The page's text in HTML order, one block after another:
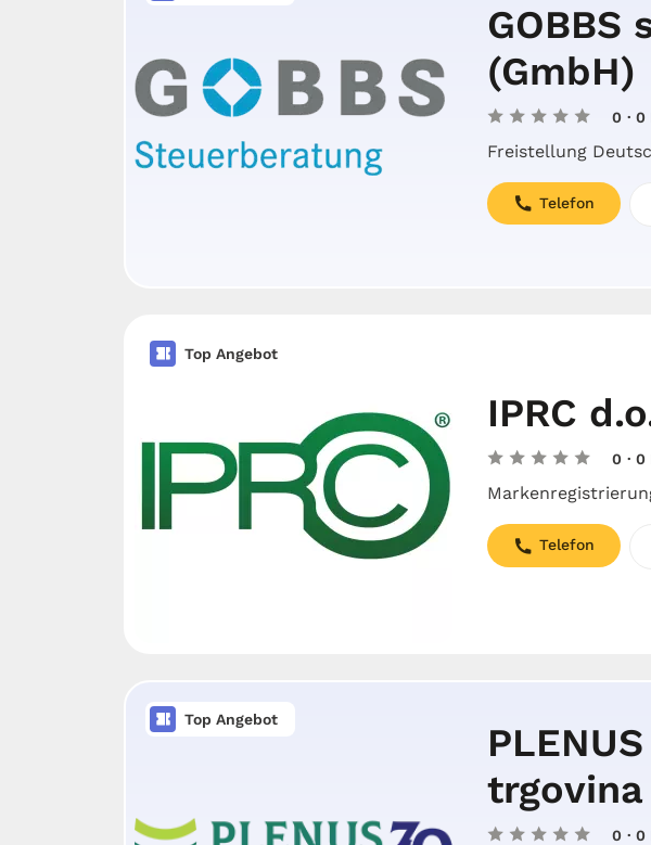
GOBBS
(GmbH)
0 ·
Freistellung
Telefon
Top Angebot
IPRC
0 ·
Telefon
Top Angebot
0 ·